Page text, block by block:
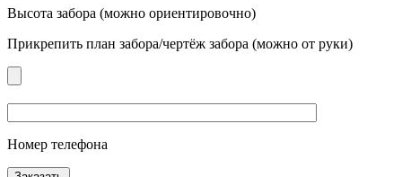
Высота забора (можно ориентировочно)
Прикрепить план забора/чертёж забора (можно от руки)
Номер телефона